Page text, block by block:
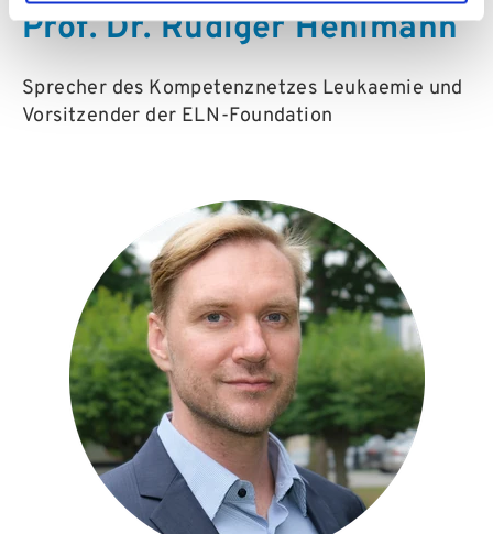
Prof. Dr. Rüdiger Hehlmann
Sprecher des Kompetenznetzes Leukaemie und
Vorsitzender der ELN-Foundation